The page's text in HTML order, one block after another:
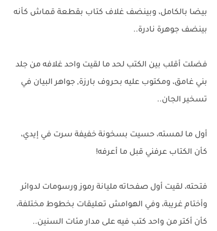
بيضا بالكامل، وبينضف غلاف كتاب بقطعة قماش كأنه
بينضف جوهرة نادرة..
فضلت أقلب بين الكتب لحد ما لقيت واحد غلافه من جلد
بني غامق، ومكتوب عليه بحروف بارزة, جواهر البيان في
تسخير الجان..
أول ما لمسته، حسيت بسخونة خفيفة سرت في إيدي،
كأن الكتاب عرفني قبل ما أعرفه!
فتحته، لقيت أول صفحاته مليانة رموز ورسومات لدوائر
وأختام غريبة، وفي الهوامش تعليقات بخطوط مختلفة،
كأن أكتر من واحد كتب فيه على مدار مئات السنين..